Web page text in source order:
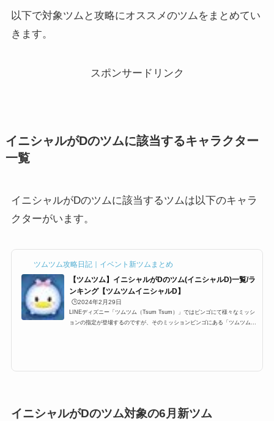
以下で対象ツムと攻略にオススメのツムをまとめてい
きます。
スポンサードリンク
イニシャルがDのツムに該当するキャラクター
一覧
イニシャルがDのツムに該当するツムは以下のキャラ
クターがいます。
ツムツム攻略日記｜イベント新ツムまとめ
【ツムツム】イニシャルがDのツム(イニシャルD)一覧/ラ
ンキング【ツムツムイニシャルD】
🕒️2024年2月29日
LINEディズニー「ツムツム（Tsum Tsum）」ではビンゴにて様々なミッシ
ョンの指定が登場するのですが、そのミッションビンゴにある「ツムツムイ
イニシャルがDのツム対象の6月新ツム